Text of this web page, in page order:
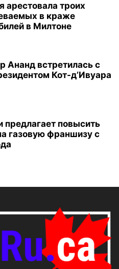
арестовала троих
в краже
в Милтоне
Ананд встретилась с
Кот-д’Ивуара
предлагает повысить
газовую франшизу с